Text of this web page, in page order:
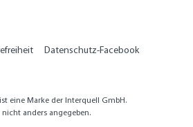
Datenschutz-Facebook
eine Marke der Interquell GmbH.
anders angegeben.